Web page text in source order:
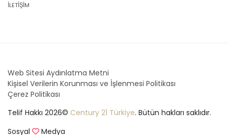
İLETİŞİM
Web Sitesi Aydınlatma Metni
Kişisel Verilerin Korunması ve İşlenmesi Politikası
Çerez Politikası
Telif Hakkı 2026© Century 21 Türkiye. Bütün hakları saklıdır.
Sosyal
Medya